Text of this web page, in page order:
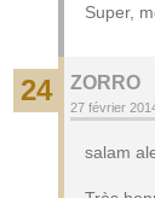
Super,
24 ZORRO
27 février
salam